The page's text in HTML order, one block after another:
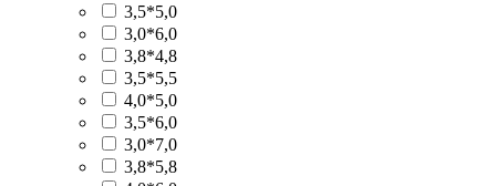
3,5*5,0
3,0*6,0
3,8*4,8
3,5*5,5
4,0*5,0
3,5*6,0
3,0*7,0
3,8*5,8